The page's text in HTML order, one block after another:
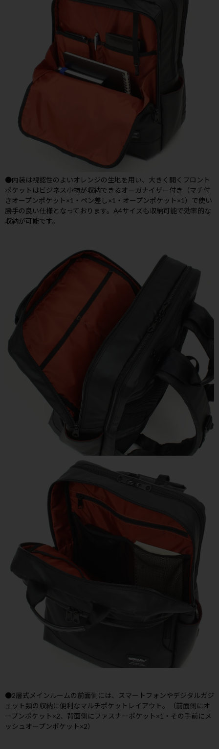
●内装は視認性のよいオレンジの生地を用い、大きく開くフロント
ポケットはビジネス小物が収納できるオーガナイザー付き（マチ付
きオープンポケット×1・ペン差し×1・オープンポケット×1）で使い
勝手の良い仕様となっております。A4サイズも収納可能で効率的な
収納が可能です。
●2層式メインルームの前面側には、スマートフォンやデジタルガジ
ェット類の収納に便利なマルチポケットレイアウト。（前面側にオ
ープンポケット×2、背面側にファスナーポケット×1・その手前にメ
ッシュオープンポケット×2）